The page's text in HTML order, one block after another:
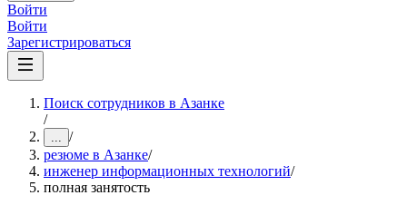
Войти
Войти
Зарегистрироваться
Поиск сотрудников в Азанке
/
... /
резюме в Азанке/
инженер информационных технологий/
полная занятость